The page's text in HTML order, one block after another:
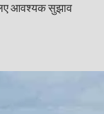
आवश्यक सुझाव